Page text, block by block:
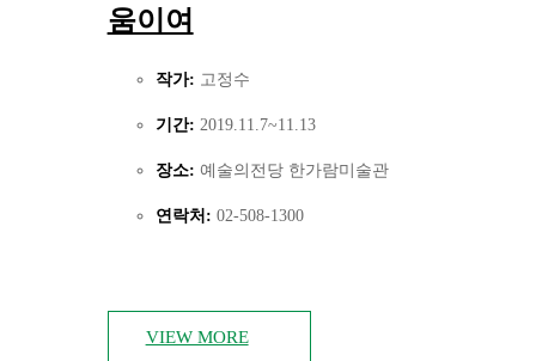
움이여
작가: 고정수
기간: 2019.11.7~11.13
장소: 예술의전당 한가람미술관
연락처: 02-508-1300
VIEW MORE